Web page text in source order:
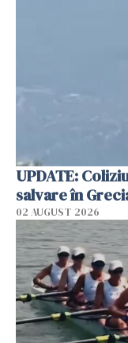
UPDATE:
salvare în
02 AUGUST 2026